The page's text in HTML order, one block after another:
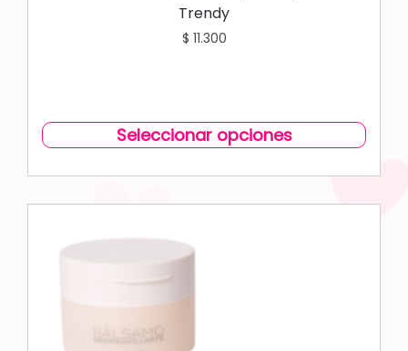
Trendy
$ 11.300
Seleccionar opciones